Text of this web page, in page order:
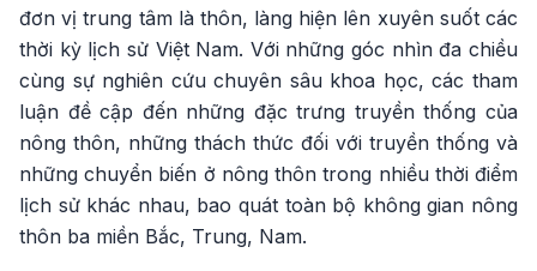
đơn vị trung tâm là thôn, làng hiện lên xuyên suốt các
thời kỳ lịch sử Việt Nam. Với những góc nhìn đa chiều
cùng sự nghiên cứu chuyên sâu khoa học, các tham
luận đề cập đến những đặc trưng truyền thống của
nông thôn, những thách thức đối với truyền thống và
những chuyển biến ở nông thôn trong nhiều thời điểm
lịch sử khác nhau, bao quát toàn bộ không gian nông
thôn ba miền Bắc, Trung, Nam.